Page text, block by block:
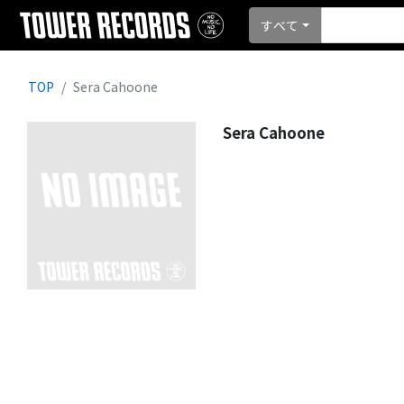
すべて
TOP Sera Cahoone
Sera Cahoone